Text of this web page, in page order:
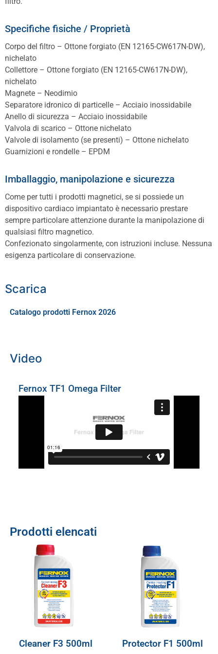
Specifiche fisiche / Proprietà
Corpo del filtro – Ottone forgiato (EN 12165-CW617N-DW),
nichelato
Collettore – Ottone forgiato (EN 12165-CW617N-DW),
nichelato
Magnete – Neodimio
Separatore idronico di particelle – Acciaio inossidabile
Anello di sicurezza – Acciaio inossidabile
Valvola di scarico – Ottone nichelato
Valvole di isolamento (se presenti) – Ottone nichelato
Guarnizioni e rondelle – EPDM
Imballaggio, manipolazione e sicurezza
Come per tutti i prodotti magnetici, se si possiede un
dispositivo cardiaco impiantato è necessario prestare
sempre particolare attenzione durante la manipolazione di
qualsiasi filtro magnetico.
Confezionato singolarmente, con istruzioni incluse. Nessuna
esigenza particolare di conservazione.
Scarica
Catalogo prodotti Fernox 2026
Video
Fernox TF1 Omega Filter
Prodotti elencati
Cleaner F3 500ml Protector F1 500ml